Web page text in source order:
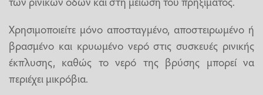
Χρησιμοποιείτε μόνο αποσταγμένο, αποστειρωμένο ή
βρασμένο και κρυωμένο νερό στις συσκευές ρινικής
έκπλυσης, καθώς το νερό της βρύσης μπορεί να
περιέχει μικρόβια.